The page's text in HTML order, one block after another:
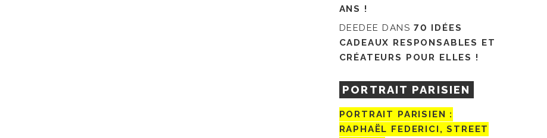
ANS !
DEEDEE DANS 70 IDÉES
CADEAUX RESPONSABLES ET
CRÉATEURS POUR ELLES !
PORTRAIT PARISIEN
PORTRAIT PARISIEN :
RAPHAËL FEDERICI, STREET